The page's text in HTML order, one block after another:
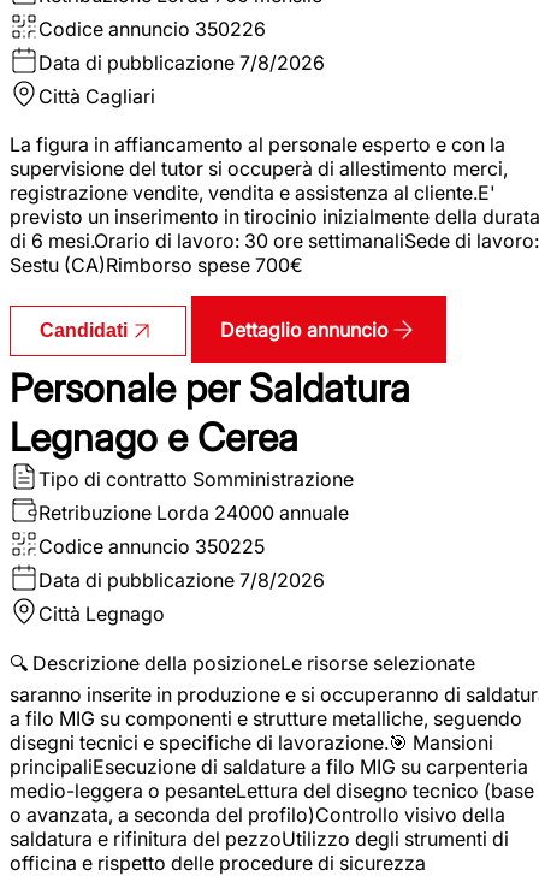
Codice annuncio 350226
Data di pubblicazione 7/8/2026
Città Cagliari
La figura in affiancamento al personale esperto e con la
supervisione del tutor si occuperà di allestimento merci,
registrazione vendite, vendita e assistenza al cliente.E'
previsto un inserimento in tirocinio inizialmente della durata
di 6 mesi.Orario di lavoro: 30 ore settimanaliSede di lavoro:
Sestu (CA)Rimborso spese 700€
Candidati Dettaglio annuncio
Personale per Saldatura
Legnago e Cerea
Tipo di contratto Somministrazione
Retribuzione Lorda 24000 annuale
Codice annuncio 350225
Data di pubblicazione 7/8/2026
Città Legnago
🔍 Descrizione della posizioneLe risorse selezionate
saranno inserite in produzione e si occuperanno di
a filo MIG su componenti e strutture metalliche, seguendo
disegni tecnici e specifiche di lavorazione.🎯 Mansioni
principaliEsecuzione di saldature a filo MIG su carpenteria
medio-leggera o pesanteLettura del disegno tecnico (base
o avanzata, a seconda del profilo)Controllo visivo della
saldatura e rifinitura del pezzoUtilizzo degli strumenti di
officina e rispetto delle procedure di sicurezza